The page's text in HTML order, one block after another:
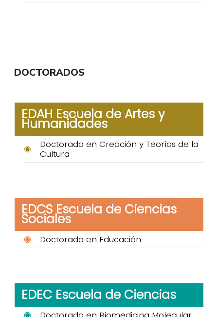
DOCTORADOS
EDAH Escuela de Artes y
Humanidades
Doctorado en Creación y Teorías de la
Cultura
EDCS Escuela de Ciencias
Sociales
Doctorado en Educación
EDEC Escuela de Ciencias